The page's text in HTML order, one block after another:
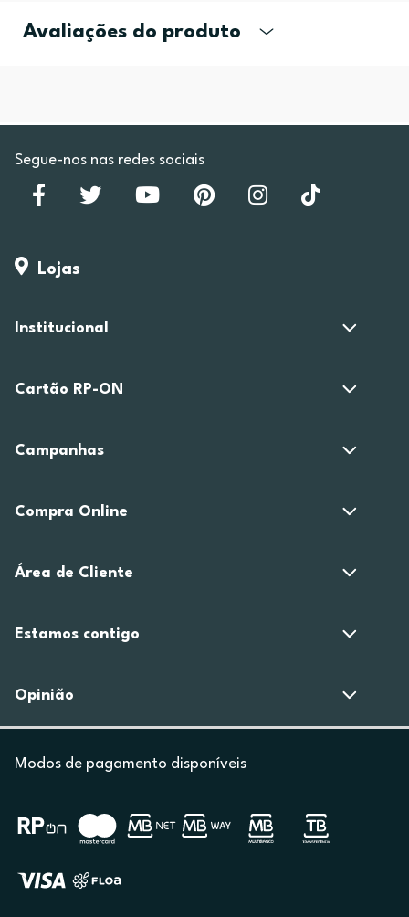
Avaliações do produto
Segue-nos nas redes sociais
Lojas
Institucional
Cartão RP-ON
Campanhas
Compra Online
Área de Cliente
Estamos contigo
Opinião
Modos de pagamento disponíveis